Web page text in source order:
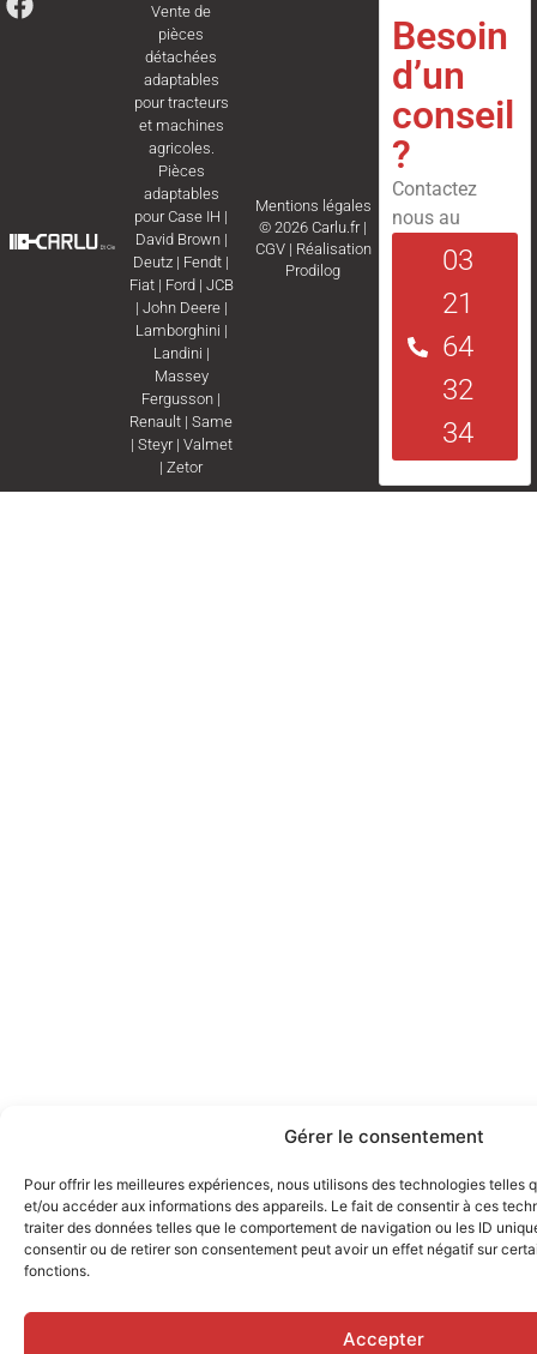
Gérer le consentement
Pour offrir les meilleures expériences, nous utilisons des technologies telles
et/ou accéder aux informations des appareils. Le fait de consentir à ces
traiter des données telles que le comportement de navigation ou les ID
consentir ou de retirer son consentement peut avoir un effet négatif sur
fonctions.
Accepter
Vente de
pièces
détachées
adaptables
pour tracteurs
et machines
agricoles.
Pièces
adaptables
pourCase IH |
David Brown|
Deutz | Fendt |
Fiat| Ford | JCB
| John Deere|
Lamborghini |
Landini |
Massey
Fergusson |
Renault |Same
| Steyr| Valmet
|Zetor
Mentions légales
© 2026 Carlu.fr |
CGV| Réalisation
Prodilog
Besoin
d’un
conseil
?
Contactez
nous au
03
21
64
32
34